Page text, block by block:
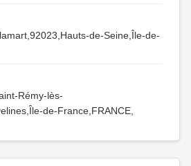
de-Seine,Île-de-
Rémy-lès-
de-France,FRANCE,